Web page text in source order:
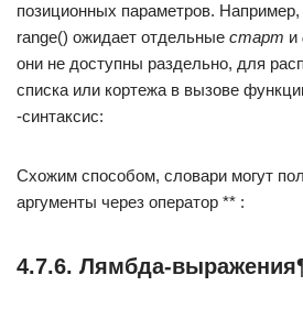
позиционных параметров.
range() ожидает отдельные старт и
они не доступны раздельно, для
списка или кортежа в вызове
-синтаксис:
Схожим способом, словари могут
аргументы через оператор ** :
4.7.6. Лямбда-